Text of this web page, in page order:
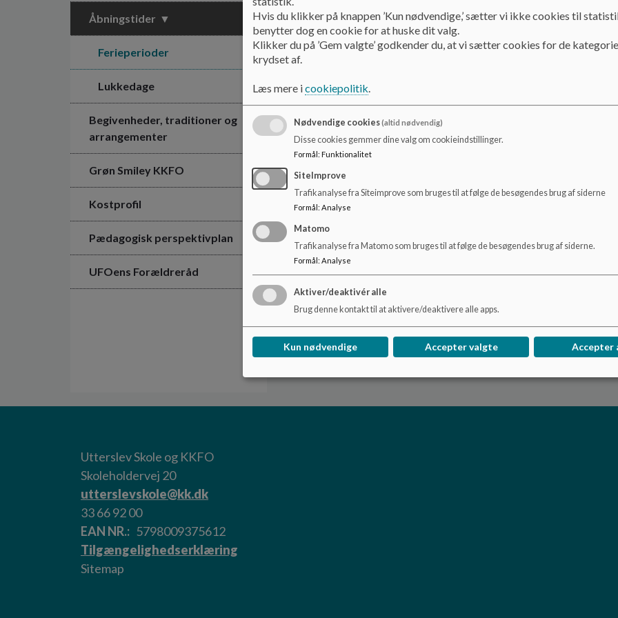
Åbningstider
Ferieperioder
Lukkedage
Begivenheder, traditioner og
arrangementer
Grøn Smiley KKFO
Kostprofil
Pædagogisk perspektivplan
UFOens Forældreråd
Vinterferien
Påskeferien (dog ikke helligdagene: skærtorsdag og
Sommerferien
Cirka 8 uger før ferien starter beder UFOen forældrene
og/eller framelding til ferier meldes i Aulas KommeGå.
Bemærk at UFOen holder lukket på helligdage og særligt
Utterslev Skole og KKFO
Skoleholdervej 20
utterslevskole@kk.dk
33 66 92 00
EAN NR.
5798009375612
Tilgængelighedserklæring
Sitemap
Hvis du klikker på knappen ’Kun nødvendige,’ sætter vi ikke cookies til
benytter dog en cookie for at huske dit valg.
Klikker du på ’Gem valgte’ godkender du, at vi sætter cookies for de
krydset af.
Læs mere icookiepolitik.
Nødvendige cookies(altid nødvendig)
Disse cookies gemmer dine valg om cookieindstillinger.
Formål : Funktionalitet
SiteImprove
Trafikanalyse fra Siteimprove som bruges til at følge de besøgendes brug af siderne
Formål : Analyse
Matomo
Trafikanalyse fra Matomo som bruges til at følge de besøgendes brug af siderne.
Formål: Analyse
Aktiver/deaktivér alle
Brug denne kontakt til at aktivere/deaktivere alle apps.
Kun nødvendige Accepter valgte Accepter